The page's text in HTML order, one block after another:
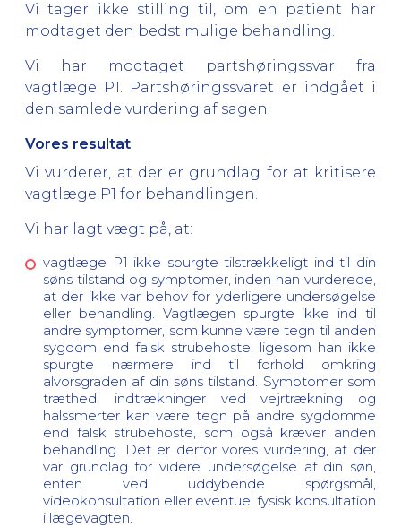
Vi tager ikke stilling til, om en patient har
modtaget den bedst mulige behandling.
Vi har modtaget partshøringssvar fra
vagtlæge P1. Partshøringssvaret er indgået i
den samlede vurdering af sagen.
Vores resultat
Vi vurderer, at der er grundlag for at kritisere
vagtlæge P1 for behandlingen.
Vi har lagt vægt på, at:
vagtlæge P1 ikke spurgte tilstrækkeligt ind til din
søns tilstand og symptomer, inden han vurderede,
at der ikke var behov for yderligere undersøgelse
eller behandling. Vagtlægen spurgte ikke ind til
andre symptomer, som kunne være tegn til anden
sygdom end falsk strubehoste, ligesom han ikke
spurgte nærmere ind til forhold omkring
alvorsgraden af din søns tilstand. Symptomer som
træthed, indtrækninger ved vejrtrækning og
halssmerter kan være tegn på andre sygdomme
end falsk strubehoste, som også kræver anden
behandling. Det er derfor vores vurdering, at der
var grundlag for videre undersøgelse af din søn,
enten ved uddybende spørgsmål,
videokonsultation eller eventuel fysisk konsultation
i lægevagten.